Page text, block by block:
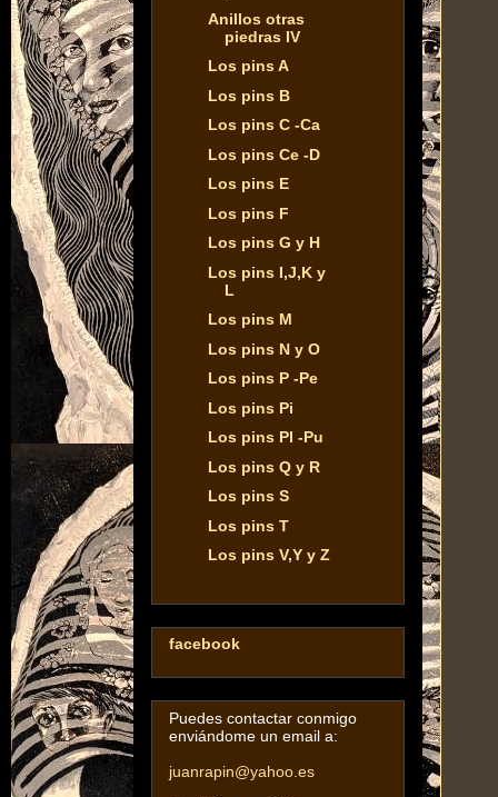
Anillos otras
piedras IV
Los pins A
Los pins B
Los pins C -Ca
Los pins Ce -D
Los pins E
Los pins F
Los pins G y H
Los pins I,J,K y
L
Los pins M
Los pins N y O
Los pins P -Pe
Los pins Pi
Los pins Pl -Pu
Los pins Q y R
Los pins S
Los pins T
Los pins V,Y y Z
facebook
Puedes contactar conmigo
enviándome un email a:
juanrapin@yahoo.es